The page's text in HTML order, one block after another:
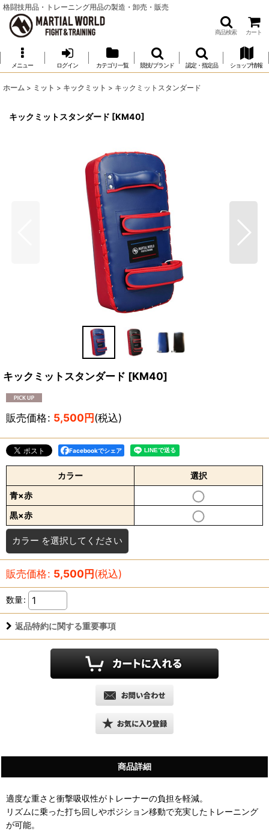
格闘技用品・トレーニング用品の製造・卸売・販売
商品検索 カート
メニュー ログイン カテゴリ一覧 競技/ブランド 認定・指定品 ショップ情報
ホーム > ミット > キックミット > キックミットスタンダード
キックミットスタンダード [KM40]
キックミットスタンダード [KM40]
販売価格: 5,500円(税込)
Facebookでシェア
カラー
選択
青×赤
黒×赤
カラー を選択してください
販売価格: 5,500円(税込)
数量:
返品特約に関する重要事項
商品詳細
適度な重さと衝撃吸収性がトレーナーの負担を軽減。
リズムに乗った打ち回しやポジション移動で充実したトレーニング
が可能。